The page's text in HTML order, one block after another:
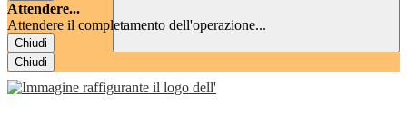
Attendere...
Attendere il completamento dell'operazione...
Chiudi
Chiudi